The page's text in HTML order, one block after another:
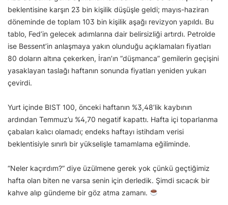
beklentisine karşın 23 bin kişilik düşüşle geldi; mayıs-haziran
döneminde de toplam 103 bin kişilik aşağı revizyon yapıldı. Bu
tablo, Fed’in gelecek adımlarına dair belirsizliği artırdı. Petrolde
ise Bessent’in anlaşmaya yakın olunduğu açıklamaları fiyatları
80 doların altına çekerken, İran’ın “düşmanca” gemilerin geçişini
yasaklayan taslağı haftanın sonunda fiyatları yeniden yukarı
çevirdi.
Yurt içinde BIST 100, önceki haftanın %3,48’lik kaybının
ardından Temmuz’u %4,70 negatif kapattı. Hafta içi toparlanma
çabaları kalıcı olamadı; endeks haftayı istihdam verisi
beklentisiyle sınırlı bir yükselişle tamamlama eğiliminde.
“Neler kaçırdım?” diye üzülmene gerek yok çünkü geçtiğimiz
hafta olan biten ne varsa senin için derledik. Şimdi sıcacık bir
kahve alıp gündeme bir göz atma zamanı.